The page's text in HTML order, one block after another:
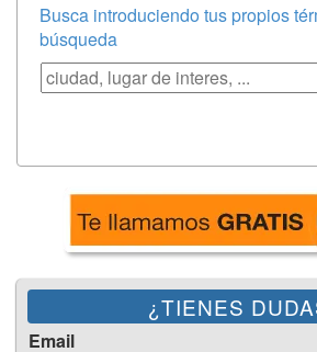
Busca introduciendo tus propios
búsqueda
Búsqueda
¿TIENES
Email